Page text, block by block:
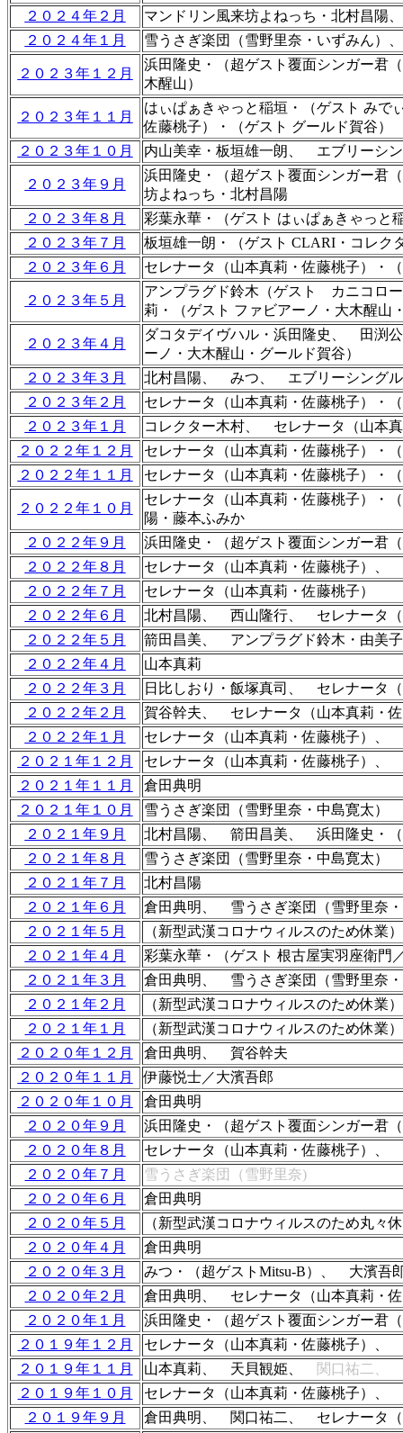
２０２４年２月
マンドリン風来坊よねっち・北村昌
２０２４年１月
雪うさぎ楽団（雪野里奈・いずみん）
２０２３年１２月
浜田隆史・（超ゲスト覆面シンガー
木醒山）
２０２３年１１月
はぃぱぁきゃっと稲垣・（ゲスト み
佐藤桃子）・（ゲスト グールド賀谷）
２０２３年１０月
内山美幸・板垣雄一朗、 エブリーシ
２０２３年９月
浜田隆史・（超ゲスト覆面シンガー君
坊よねっち・北村昌陽
２０２３年８月
彩葉永華・（ゲスト はぃぱぁきゃっと
２０２３年７月
板垣雄一朗・（ゲスト CLARI・コレ
２０２３年６月
セレナータ（山本真莉・佐藤桃子）・
２０２３年５月
アンプラグド鈴木（ゲスト カニコロ
莉・（ゲスト ファビアーノ・大木醒
２０２３年４月
ダコタデイヴハル・浜田隆史、 田渕
ーノ・大木醒山・グールド賀谷）
２０２３年３月
北村昌陽、 みつ、 エブリーシングル
２０２３年２月
セレナータ（山本真莉・佐藤桃子）・
２０２３年１月
コレクター木村、 セレナータ（山本
２０２２年１２月
セレナータ（山本真莉・佐藤桃子）
２０２２年１１月
セレナータ（山本真莉・佐藤桃子）・
２０２２年１０月
セレナータ（山本真莉・佐藤桃子）
陽・藤本ふみか
２０２２年９月
浜田隆史・（超ゲスト覆面シンガー君
２０２２年８月
セレナータ（山本真莉・佐藤桃子）、
２０２２年７月
セレナータ（山本真莉・佐藤桃子）
２０２２年６月
北村昌陽、 西山隆行、 セレナータ（
２０２２年５月
箭田昌美、 アンプラグド鈴木・由美
２０２２年４月
山本真莉
２０２２年３月
日比しおり・飯塚真司、 セレナータ
２０２２年２月
賀谷幹夫、 セレナータ（山本真莉・
２０２２年１月
セレナータ（山本真莉・佐藤桃子）、
２０２１年１２月
セレナータ（山本真莉・佐藤桃子）、
２０２１年１１月
倉田典明
２０２１年１０月
雪うさぎ楽団（雪野里奈・中島寛太）
２０２１年９月
北村昌陽、 箭田昌美、 浜田隆史・
２０２１年８月
雪うさぎ楽団（雪野里奈・中島寛太）
２０２１年７月
北村昌陽
２０２１年６月
倉田典明、 雪うさぎ楽団（雪野里奈
２０２１年５月
（新型武漢コロナウィルスのため休業）
２０２１年４月
彩葉永華・（ゲスト 根古屋実羽座衛門
２０２１年３月
倉田典明、 雪うさぎ楽団（雪野里奈
２０２１年２月
（新型武漢コロナウィルスのため休業）
２０２１年１月
（新型武漢コロナウィルスのため休業）
２０２０年１２月
倉田典明、 賀谷幹夫
２０２０年１１月
伊藤悦士／大濱吾郎
２０２０年１０月
倉田典明
２０２０年９月
浜田隆史・（超ゲスト覆面シンガー君
２０２０年８月
セレナータ（山本真莉・佐藤桃子）、
２０２０年７月
雪うさぎ楽団（ 雪野里奈)
２０２０年６月
倉田典明
２０２０年５月
（新型武漢コロナウィルスのため丸々
２０２０年４月
倉田典明
２０２０年３月
みつ・（超ゲストMitsu-B）、 大濱吾
２０２０年２月
倉田典明、 セレナータ（山本真莉・
２０２０年１月
浜田隆史・（超ゲスト覆面シンガー君
２０１９年１２月
セレナータ（山本真莉・佐藤桃子）、
２０１９年１１月
山本真莉、 天貝観姫、
関口祐二、
２０１９年１０月
セレナータ（山本真莉・佐藤桃子）、
２０１９年９月
倉田典明、 関口祐二、 セレナータ（